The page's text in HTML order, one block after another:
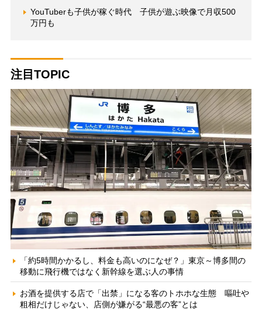
YouTuberも子供が稼ぐ時代 子供が遊ぶ映像で月収500
万円も
注目TOPIC
「約5時間かかるし、料金も高いのになぜ？」東京～博多間の
移動に飛行機ではなく新幹線を選ぶ人の事情
お酒を提供する店で「出禁」になる客のトホホな生態 嘔吐や
粗相だけじゃない、店側が嫌がる“最悪の客”とは